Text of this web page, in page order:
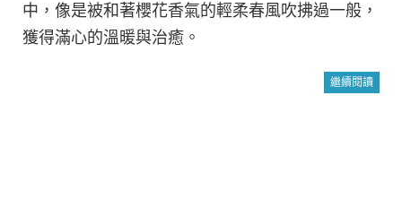
中，像是被和著櫻花香氣的輕柔春風吹拂過一般，
獲得滿心的溫暖與治癒。
繼續閱讀